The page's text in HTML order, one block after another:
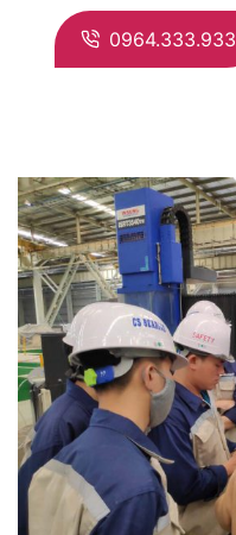
0964.333.933